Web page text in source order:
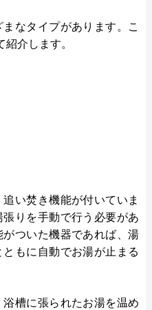
なタイプがあります。こ
介します。
い焚き機能が付いていま
りを手動で行う必要があ
ついた機器であれば、湯
もに自動でお湯が止まる
槽に張られたお湯を温め